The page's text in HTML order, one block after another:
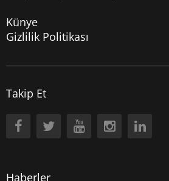
Künye
Gizlilik Politikası
Takip Et
Haberler